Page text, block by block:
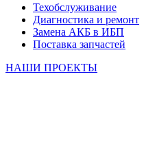
Техобслуживание
Диагностика и ремонт
Замена АКБ в ИБП
Поставка запчастей
НАШИ ПРОЕКТЫ